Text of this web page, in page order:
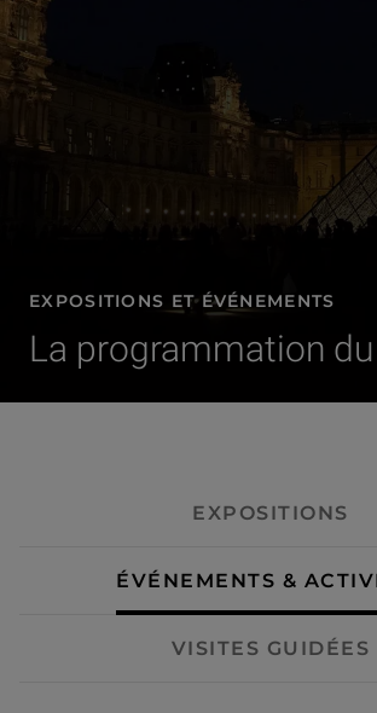
EXPOSITIONS ET ÉVÉNEMENTS
La programmation
EXPOSITIONS
ÉVÉNEMENTS &
VISITES GUIDÉES